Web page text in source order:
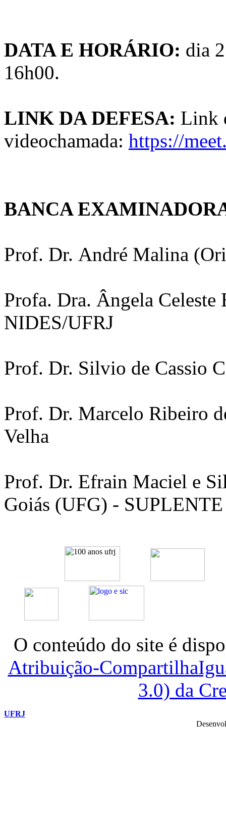
DATA E HORÁRIO: dia
16h00.
LINK DA DEFESA: Link
videochamada: https://
BANCA
Prof. Dr. André Malina
Profa. Dra. Ângela Celeste
NIDES/UFRJ
Prof. Dr. Silvio de Cassio
Prof. Dr. Marcelo Ribeiro
Velha
Prof. Dr. Efrain Maciel e
Goiás (UFG) - SUPLENTE
O conteúdo do site é
Atribuição-
3.0) da
UFRJ